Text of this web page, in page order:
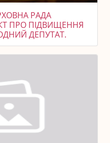
РАДА
ПРО ПІДВИЩЕННЯ
ДЕПУТАТ.